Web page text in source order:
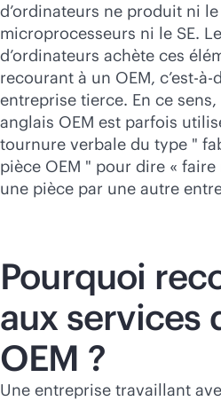
d’ordinateurs ne produit ni le
microprocesseurs ni le SE.
d’ordinateurs achète ces
recourant à un OEM, c’est-à-
entreprise tierce. En ce sens,
anglais OEM est parfois
tournure verbale du type "
pièce OEM " pour dire «
une pièce par une autre
Pourquoi
aux services
OEM ?
Une entreprise travaillant